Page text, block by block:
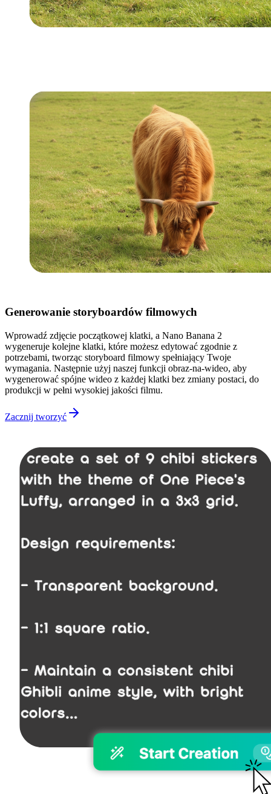
Generowanie storyboardów filmowych
Wprowadź zdjęcie początkowej klatki, a Nano Banana 2
wygeneruje kolejne klatki, które możesz edytować zgodnie z
potrzebami, tworząc storyboard filmowy spełniający Twoje
wymagania. Następnie użyj naszej funkcji obraz-na-wideo, aby
wygenerować spójne wideo z każdej klatki bez zmiany postaci, do
produkcji w pełni wysokiej jakości filmu.
Zacznij tworzyć